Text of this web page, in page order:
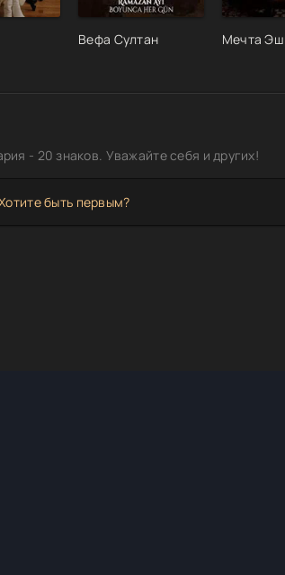
Вефа Султан Мечта
- 20 знаков. Уважайте себя и других!
быть первым?